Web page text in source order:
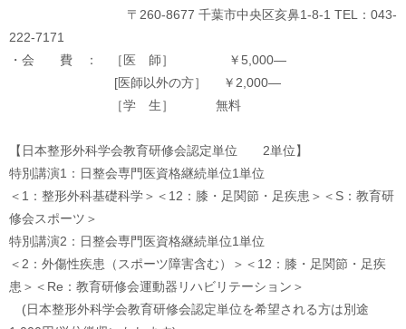
〒260-8677 千葉市中央区亥鼻1-8-1 TEL：043-
222-7171
・会 費 ： ［医 師］ ￥5,000―
[医師以外の方］ ￥2,000―
［学 生］ 無料
【日本整形外科学会教育研修会認定単位 2単位】
特別講演1：日整会専門医資格継続単位1単位
＜1：整形外科基礎科学＞＜12：膝・足関節・足疾患＞＜S：教育研
修会スポーツ＞
特別講演2：日整会専門医資格継続単位1単位
＜2：外傷性疾患（スポーツ障害含む）＞＜12：膝・足関節・足疾
患＞＜Re：教育研修会運動器リハビリテーション＞
(日本整形外科学会教育研修会認定単位を希望される方は別途